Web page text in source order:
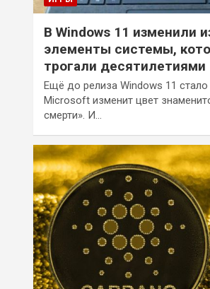
В Windows 11 изменили
элементы системы,
трогали десятилетиями
Ещё до релиза Windows 11 стало
Microsoft изменит цвет
смерти». И…